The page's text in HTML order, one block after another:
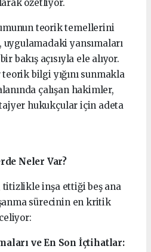
özetliyor.
teorik temellerini
uygulamadaki yansımaları
bakış açısıyla ele alıyor.
bilgi yığını sunmakla
çalışan hakimler,
hukukçular için adeta
Neler Var?
titizlikle inşa ettiği beş ana
sürecinin en kritik
ve En Son İçtihatlar: